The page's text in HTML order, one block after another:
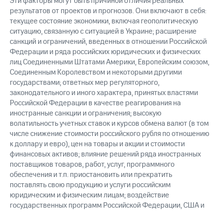
результатов от проектов и прогнозов. Они включают в себя:
текущее состояние экономики, включая геополитическую
ситуацию, связанную с ситуацией в Украине; расширение
санкций и ограничений, введенных в отношении Российской
Федерации и ряда российских юридических и физических
лиц Соединенными Штатами Америки, Европейским союзом,
Соединенным Королевством и некоторыми другими
государствами; ответных мер регуляторного,
законодательного и иного характера, принятых властями
Российской Федерации в качестве реагирования на
иностранные санкции и ограничения; высокую
волатильность учетных ставок и курсов обмена валют (в том
числе снижение стоимости российского рубля по отношению
к доллару и евро), цен на товары и акции и стоимости
финансовых активов; влияние решений ряда иностранных
поставщиков товаров, работ, услуг, программного
обеспечения и т.п. приостановить или прекратить
поставлять свою продукцию и услуги российским
юридическим и физическим лицам; воздействие
государственных программ Российской Федерации, США и